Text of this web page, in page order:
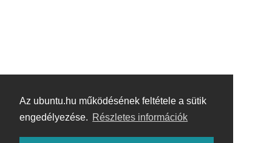
Az ubuntu.hu működésének feltétele a sütik
engedélyezése. Részletes információk